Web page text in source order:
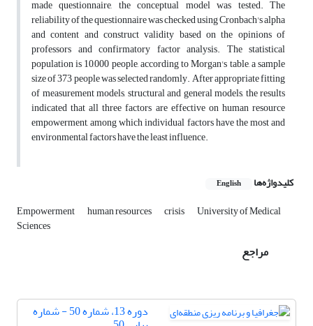
made questionnaire, the conceptual model was tested. The
reliability of the questionnaire was checked using Cronbach's alpha
and content and construct validity based on the opinions of
professors and confirmatory factor analysis. The statistical
population is 10,000 people, according to Morgan's table, a sample
size of 373 people was selected randomly. After appropriate fitting
of measurement models, structural and general models, the results
indicated that all three factors are effective on human resource
empowerment, among which individual factors have the most and
environmental factors have the least influence.
کلیدواژه‌ها English
Empowerment human resources crisis University of Medical
Sciences
مراجع
دوره 13، شماره 50 - شماره